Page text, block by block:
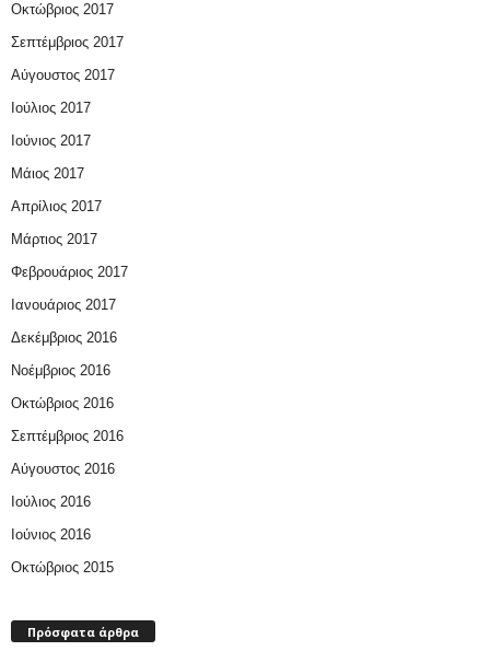
Οκτώβριος 2017
Σεπτέμβριος 2017
Αύγουστος 2017
Ιούλιος 2017
Ιούνιος 2017
Μάιος 2017
Απρίλιος 2017
Μάρτιος 2017
Φεβρουάριος 2017
Ιανουάριος 2017
Δεκέμβριος 2016
Νοέμβριος 2016
Οκτώβριος 2016
Σεπτέμβριος 2016
Αύγουστος 2016
Ιούλιος 2016
Ιούνιος 2016
Οκτώβριος 2015
Πρόσφατα άρθρα